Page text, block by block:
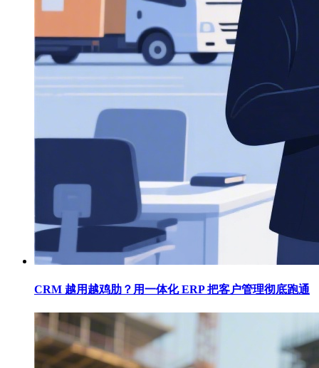
CRM 越用越鸡肋？用一体化 ERP 把客户管理彻底跑通